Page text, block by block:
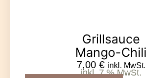
Grillsauce
Mango-Chili
7,00 € inkl. MwSt.
inkl. 7 % MwSt.